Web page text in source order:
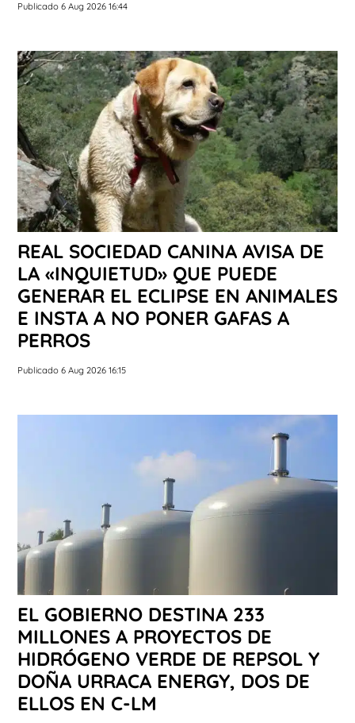
Publicado 6 Aug 2026 16:44
REAL SOCIEDAD CANINA AVISA DE
LA «INQUIETUD» QUE PUEDE
GENERAR EL ECLIPSE EN ANIMALES
E INSTA A NO PONER GAFAS A
PERROS
Publicado 6 Aug 2026 16:15
EL GOBIERNO DESTINA 233
MILLONES A PROYECTOS DE
HIDRÓGENO VERDE DE REPSOL Y
DOÑA URRACA ENERGY, DOS DE
ELLOS EN C-LM